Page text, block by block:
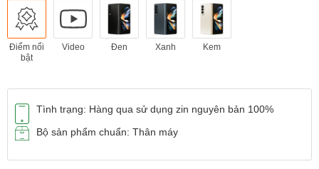
Điểm nổi
bật
Video Đen Xanh Kem
Tình trạng: Hàng qua sử dụng zin nguyên bản 100%
Bộ sản phẩm chuẩn: Thân máy